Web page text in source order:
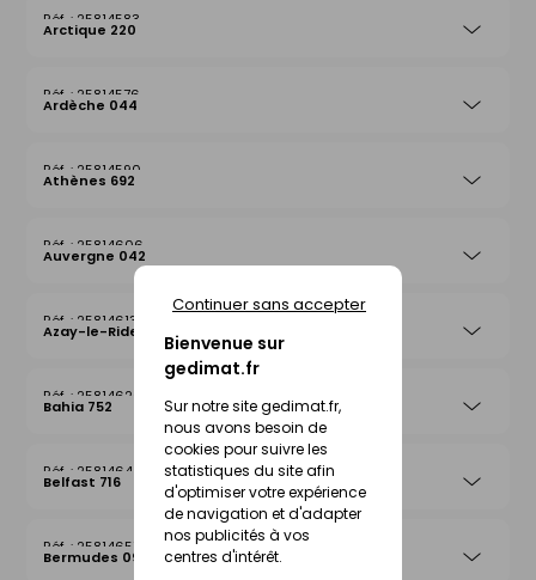
Bienvenue sur
gedimat.fr
Sur notre site gedimat.fr,
nous avons besoin de
cookies pour suivre les
statistiques du site afin
d'optimiser votre expérience
de navigation et d'adapter
nos publicités à vos
centres d'intérêt.
Continuer sans accepter
25814583
Arctique 220
25814576
Ardèche 044
25814590
Athènes 692
25814606
Auvergne 042
25814613
Azay-le-Rideau 026
25814620
Bahia 752
25814644
Belfast 716
25814651
Bermudes 097